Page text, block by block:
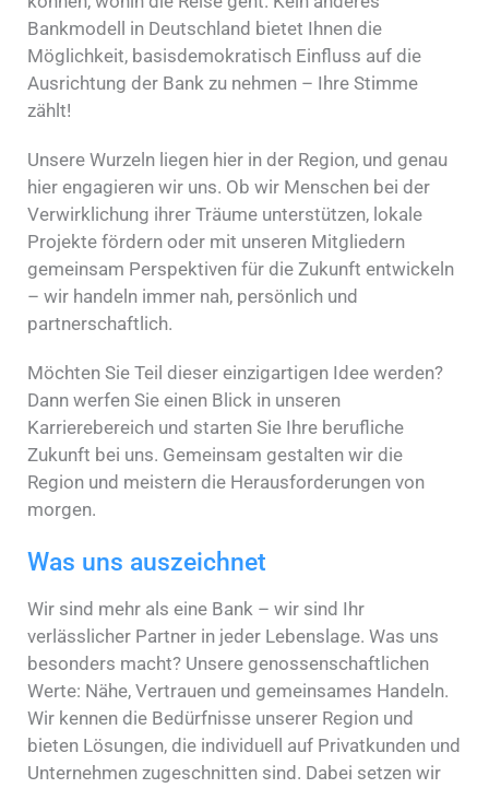
Bankmodell in Deutschland bietet Ihnen die
Möglichkeit, basisdemokratisch Einfluss auf die
Ausrichtung der Bank zu nehmen – Ihre Stimme
zählt!
Unsere Wurzeln liegen hier in der Region, und genau
hier engagieren wir uns. Ob wir Menschen bei der
Verwirklichung ihrer Träume unterstützen, lokale
Projekte fördern oder mit unseren Mitgliedern
gemeinsam Perspektiven für die Zukunft entwickeln
– wir handeln immer nah, persönlich und
partnerschaftlich.
Möchten Sie Teil dieser einzigartigen Idee werden?
Dann werfen Sie einen Blick in unseren
Karrierebereich und starten Sie Ihre berufliche
Zukunft bei uns. Gemeinsam gestalten wir die
Region und meistern die Herausforderungen von
morgen.
Was uns auszeichnet
Wir sind mehr als eine Bank – wir sind Ihr
verlässlicher Partner in jeder Lebenslage. Was uns
besonders macht? Unsere genossenschaftlichen
Werte: Nähe, Vertrauen und gemeinsames Handeln.
Wir kennen die Bedürfnisse unserer Region und
bieten Lösungen, die individuell auf Privatkunden und
Unternehmen zugeschnitten sind. Dabei setzen wir